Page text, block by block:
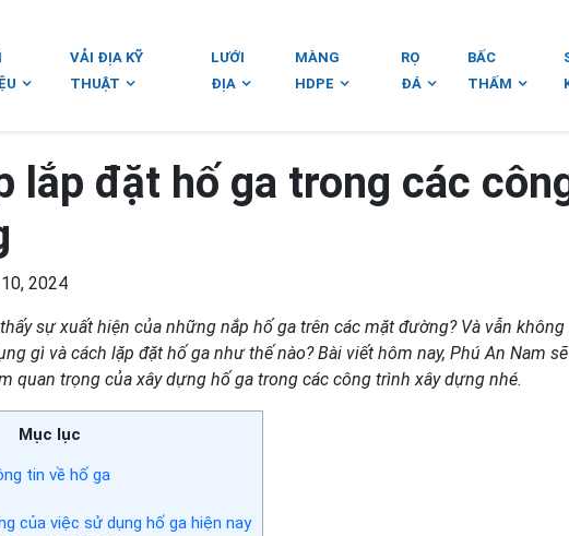
VẢI ĐỊA KỸ
THUẬT
LƯỚI
ĐỊA
MÀNG
HDPE
RỌ
ĐÁ
BẤC
THẤM
lắp đặt hố ga trong các
2024
sự xuất hiện của những nắp hố ga trên các mặt đường? Và vẫn
gì và cách lặp đặt hố ga như thế nào? Bài viết hôm nay, Phú An Nam
quan trọng của xây dựng hố ga trong các công trình xây dựng nhé.
Mục lục
tin về hố ga
của việc sử dụng hố ga hiện nay